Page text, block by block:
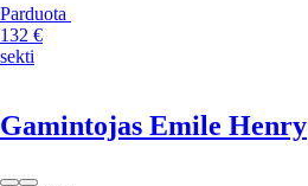
Parduota
132 €
sekti
Gamintojas Emile Henry